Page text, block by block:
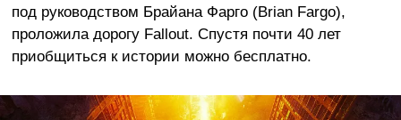
под руководством Брайана Фарго (Brian Fargo),
проложила дорогу Fallout. Спустя почти 40 лет
приобщиться к истории можно бесплатно.